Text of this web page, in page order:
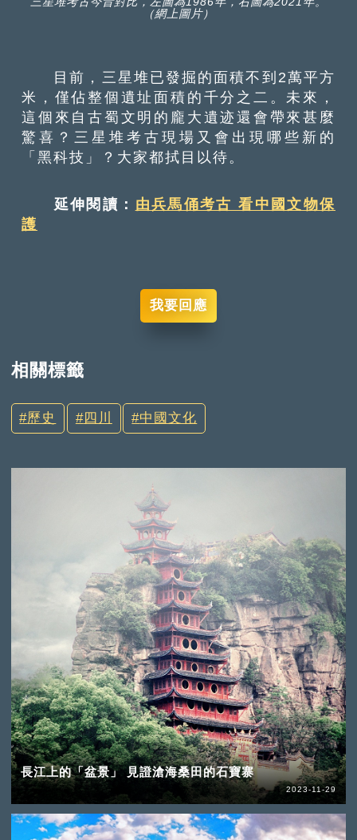
（網上圖片）
目前，三星堆已發掘的面積不到2萬平方
米，僅佔整個遺址面積的千分之二。未來，
這個來自古蜀文明的龐大遺迹還會帶來甚麼
驚喜？三星堆考古現場又會出現哪些新的
「黑科技」？大家都拭目以待。
延伸閱讀： 由兵馬俑考古 看中國文物保
護
我要回應
相關標籤
歷史 四川 中國文化
長江上的「盆景」 見證滄海桑田的石寶寨
2023-11-29